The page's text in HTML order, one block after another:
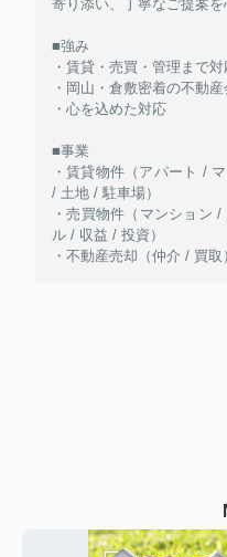
寄り添い、丁寧なご提案を
■強み
・賃貸・売買・管理まで
・岡山・倉敷密着の不動産
・心を込めた対応
■事業
・賃貸物件（アパート /
/ 土地 / 駐車場）
・売買物件（マンション
ル / 収益 / 投資）
・不動産売却（仲介 / 買取